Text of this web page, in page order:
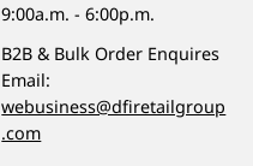
9:00a.m. - 6:00p.m.
B2B & Bulk Order Enquires
Email:
webusiness@dfiretailgroup
.com